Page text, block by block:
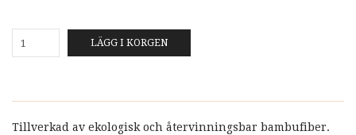
LÄGG I KORGEN
Tillverkad av ekologisk och återvinningsbar bambufiber.